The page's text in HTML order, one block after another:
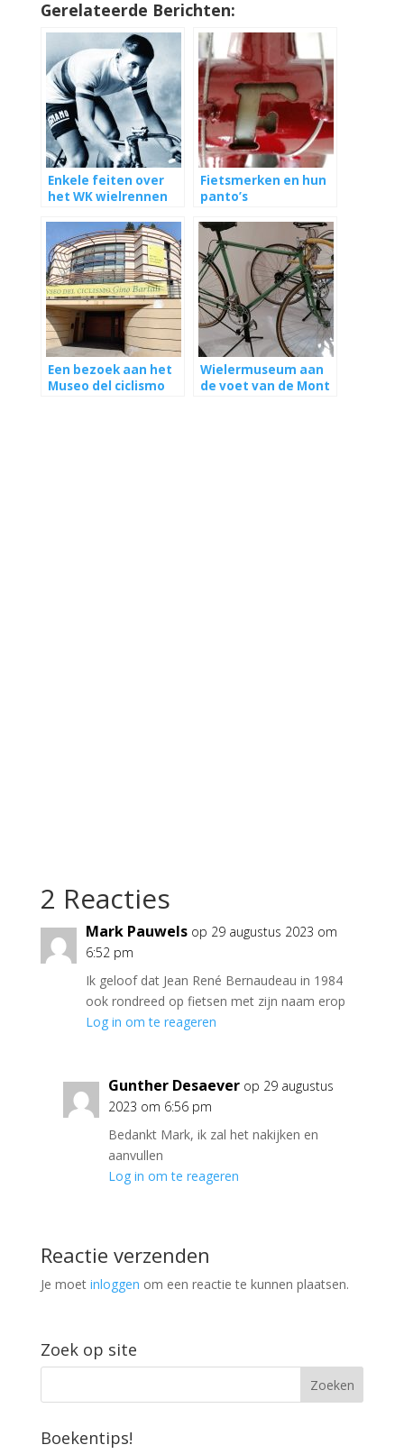
Gerelateerde Berichten:
Enkele feiten over
het WK wielrennen
Fietsmerken en hun
panto’s
Een bezoek aan het
Museo del ciclismo
Wielermuseum aan
de voet van de Mont
2 Reacties
Mark Pauwels op 29 augustus 2023 om
6:52 pm
Ik geloof dat Jean René Bernaudeau in 1984
ook rondreed op fietsen met zijn naam erop
Log in om te reageren
Gunther Desaever op 29 augustus
2023 om 6:56 pm
Bedankt Mark, ik zal het nakijken en
aanvullen
Log in om te reageren
Reactie verzenden
Je moet inloggen om een reactie te kunnen plaatsen.
Zoek op site
Boekentips!